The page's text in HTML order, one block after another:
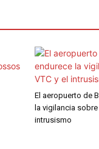
El aeropuerto de
la vigilancia sobre
intrusismo